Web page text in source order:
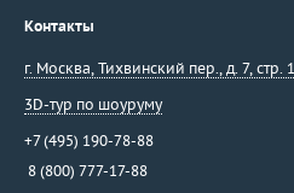
Контакты
г. Москва Тихвинский пер., д. 7, стр. 1.
3D-тур по шоуруму
+7 (495) 190-78-88
8 (800) 777-17-88